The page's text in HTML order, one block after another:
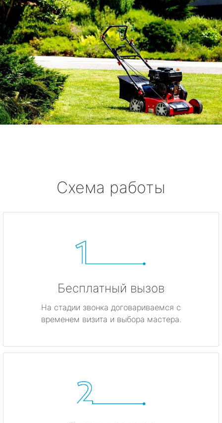
Схема работы
Бесплатный вызов
На стадии звонка договариваемся с
временем визита и выбора мастера.